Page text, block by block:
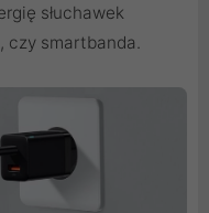
słuchawek
smartbanda.